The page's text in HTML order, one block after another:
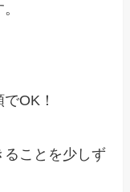
OK！
ことを少しず